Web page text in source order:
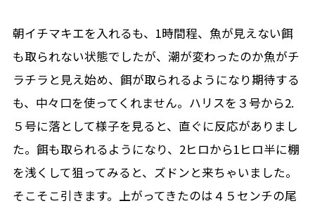
朝イチマキエを入れるも、1時間程、魚が見えない餌
も取られない状態でしたが、潮が変わったのか魚がチ
ラチラと見え始め、餌が取られるようになり期待する
も、中々口を使ってくれません。ハリスを３号から2.
５号に落として様子を見ると、直ぐに反応がありまし
た。餌も取られるようになり、2ヒロから1ヒロ半に棚
を浅くして狙ってみると、ズドンと来ちゃいました。
そこそこ引きます。上がってきたのは４５センチの尾